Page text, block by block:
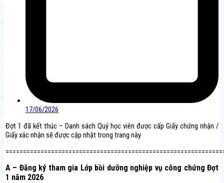
17/06/2026
Đợt 1 đã kết thúc – Danh sách Quý học viên được cấp Giấy chứng nhận /
Giấy xác nhận sẽ được cập nhật trong trang này
A – Đăng ký tham gia Lớp bồi dưỡng nghiệp vụ công chứng Đợt
1 năm 2026